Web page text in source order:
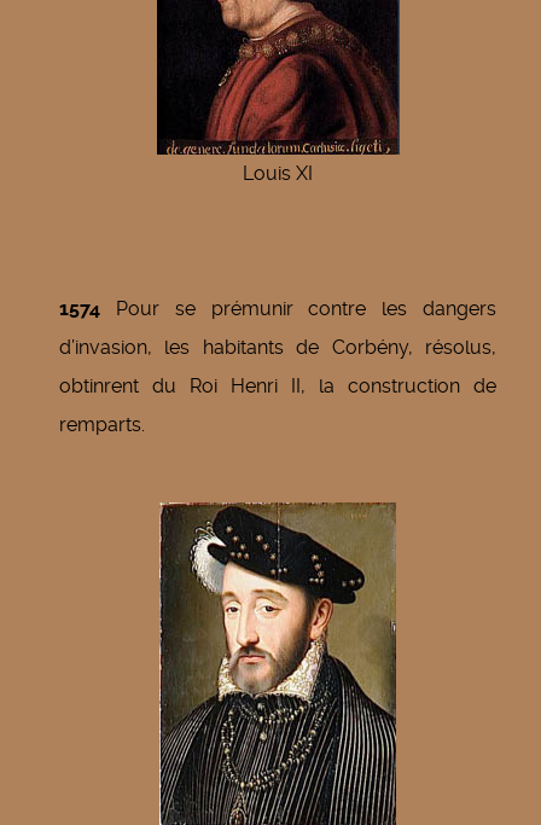
Louis XI
1574 Pour se prémunir contre les dangers
d’invasion, les habitants de Corbény, résolus,
obtinrent du Roi Henri II, la construction de
remparts.